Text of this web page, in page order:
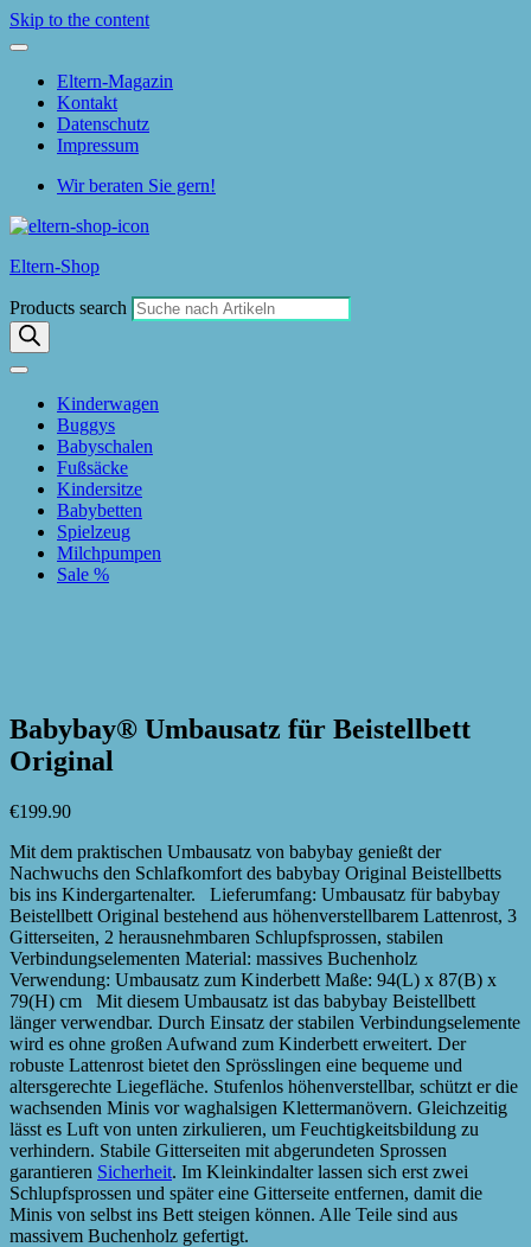
Skip to the content
Eltern-Magazin
Kontakt
Datenschutz
Impressum
Wir beraten Sie gern!
Eltern-Shop
Products search
Kinderwagen
Buggys
Babyschalen
Fußsäcke
Kindersitze
Babybetten
Spielzeug
Milchpumpen
Sale %
Babybay® Umbausatz für Beistellbett
Original
€199.90
Mit dem praktischen Umbausatz von babybay genießt der
Nachwuchs den Schlafkomfort des babybay Original Beistellbetts
bis ins Kindergartenalter. Lieferumfang: Umbausatz für babybay
Beistellbett Original bestehend aus höhenverstellbarem Lattenrost, 3
Gitterseiten, 2 herausnehmbaren Schlupfsprossen, stabilen
Verbindungselementen Material: massives Buchenholz
Verwendung: Umbausatz zum Kinderbett Maße: 94(L) x 87(B) x
79(H) cm Mit diesem Umbausatz ist das babybay Beistellbett
länger verwendbar. Durch Einsatz der stabilen Verbindungselemente
wird es ohne großen Aufwand zum Kinderbett erweitert. Der
robuste Lattenrost bietet den Sprösslingen eine bequeme und
altersgerechte Liegefläche. Stufenlos höhenverstellbar, schützt er die
wachsenden Minis vor waghalsigen Klettermanövern. Gleichzeitig
lässt es Luft von unten zirkulieren, um Feuchtigkeitsbildung zu
verhindern. Stabile Gitterseiten mit abgerundeten Sprossen
garantieren Sicherheit. Im Kleinkindalter lassen sich erst zwei
Schlupfsprossen und später eine Gitterseite entfernen, damit die
Minis von selbst ins Bett steigen können. Alle Teile sind aus
massivem Buchenholz gefertigt.